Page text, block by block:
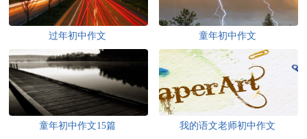
过年初中作文 童年初中作文
童年初中作文15篇 我的语文老师初中作文